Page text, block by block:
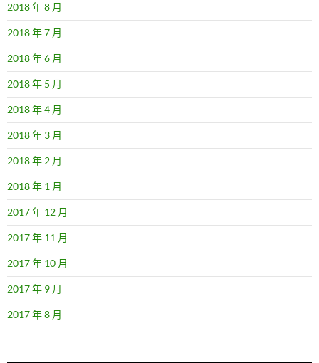
2018 年 8 月
2018 年 7 月
2018 年 6 月
2018 年 5 月
2018 年 4 月
2018 年 3 月
2018 年 2 月
2018 年 1 月
2017 年 12 月
2017 年 11 月
2017 年 10 月
2017 年 9 月
2017 年 8 月